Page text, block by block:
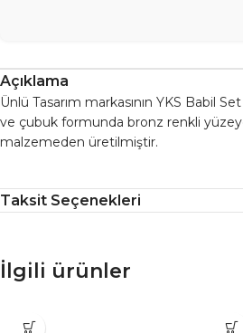
Açıklama
Ünlü Tasarım markasının YKS Babil
ve çubuk formunda bronz renkli
malzemeden üretilmiştir.
Taksit Seçenekleri
İlgili ürünler